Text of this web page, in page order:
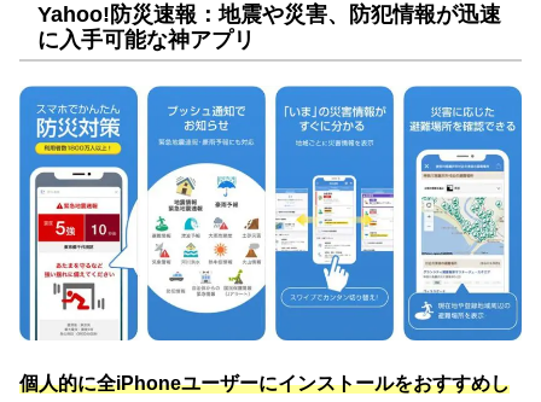
Yahoo!防災速報：地震や災害、防犯情報が迅速
に入手可能な神アプリ
個人的に全iPhoneユーザーにインストールをおすすめし